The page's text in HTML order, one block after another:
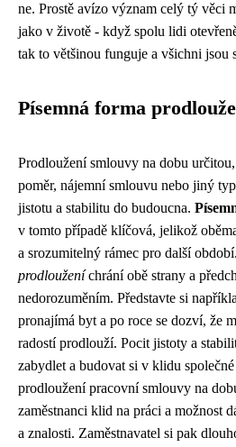
ne. Prostě avízo význam celý tý věci
jako v životě - když spolu lidi
tak to většinou funguje a všichni jsou
Písemná forma
Prodloužení smlouvy na dobu
poměr, nájemní smlouvu nebo jiný
jistotu a stabilitu do budoucna.
v tomto případě klíčová, jelikož
a srozumitelný rámec pro další období.
prodlouženíchrání obě strany a
nedorozuměním. Představte si
pronajímá byt a po roce se dozví, že
radostí prodlouží. Pocit jistoty a
zabydlet a budovat si v klidu
prodloužení pracovní smlouvy na
zaměstnanci klid na práci a možnost
a znalosti. Zaměstnavatel si pak